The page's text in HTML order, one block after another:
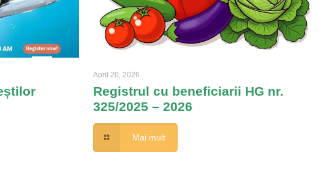
April 20, 2026
Registrul cu beneficiarii HG nr.
325/2025 – 2026
Mai mult